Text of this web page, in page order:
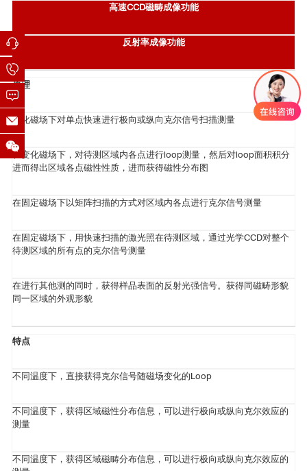
高速CCD磁畴成像功能
反射率成像功能
原理
变化磁场下对单点快速进行极向或纵向克尔信号扫描测量
在变化磁场下，对待测区域内各点进行loop测量，然后对loop面积积分
进而得出区域各点磁性性质，进而获得磁性分布图
在固定磁场下以矩阵扫描的方式对区域内各点进行克尔信号测量
在固定磁场下，用快速扫描的激光照在待测区域，通过光学CCD对整个
待测区域的所有点的克尔信号测量
在进行其他测的同时，获得样品表面的反射光强信号。获得同磁畴形貌
同一区域的外观形貌
特点
不同温度下，直接获得克尔信号随磁场变化的Loop
不同温度下，获得区域磁性分布信息，可以进行极向或纵向克尔效应的
测量
不同温度下，获得区域磁畴分布信息，可以进行极向或纵向克尔效应的